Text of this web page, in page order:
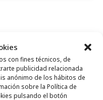
con fines técnicos, de
publicidad relacionada
anónimo de los hábitos de
sobre la Política de
pulsando el botón